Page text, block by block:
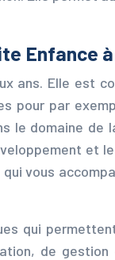
Enfance
ans. Elle
pour par
domaine
et
vous
qui
de